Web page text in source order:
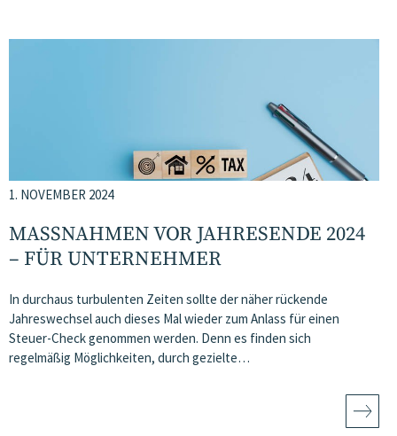
1. NOVEMBER 2024
MASSNAHMEN VOR JAHRESENDE 2024 –
FÜR UNTERNEHMER
In durchaus turbulenten Zeiten sollte der näher rückende
Jahreswechsel auch dieses Mal wieder zum Anlass für einen
Steuer-Check genommen werden. Denn es finden sich
regelmäßig Möglichkeiten, durch gezielte…